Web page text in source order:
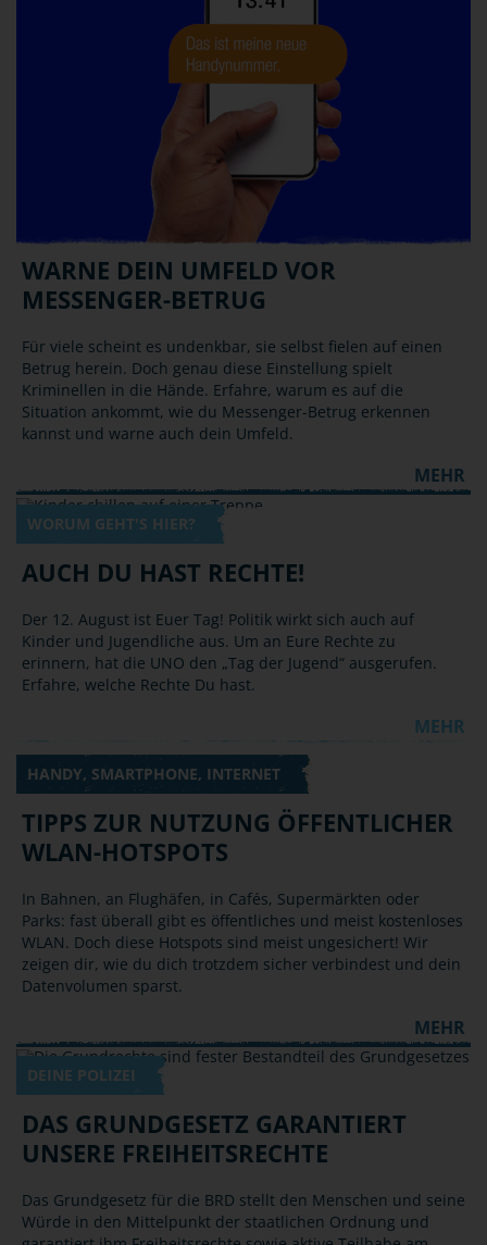
WARNE DEIN UMFELD VOR
MESSENGER-BETRUG
Für viele scheint es undenkbar, sie selbst fielen auf einen
Betrug herein. Doch genau diese Einstellung spielt
Kriminellen in die Hände. Erfahre, warum es auf die
Situation ankommt, wie du Messenger-Betrug erkennen
kannst und warne auch dein Umfeld.
MEHR
WORUM GEHT'S HIER?
AUCH DU HAST RECHTE!
Der 12. August ist Euer Tag! Politik wirkt sich auch auf
Kinder und Jugendliche aus. Um an Eure Rechte zu
erinnern, hat die UNO den „Tag der Jugend“ ausgerufen.
Erfahre, welche Rechte Du hast.
MEHR
HANDY, SMARTPHONE, INTERNET
TIPPS ZUR NUTZUNG ÖFFENTLICHER
WLAN-HOTSPOTS
In Bahnen, an Flughäfen, in Cafés, Supermärkten oder
Parks: fast überall gibt es öffentliches und meist kostenloses
WLAN. Doch diese Hotspots sind meist ungesichert! Wir
zeigen dir, wie du dich trotzdem sicher verbindest und dein
Datenvolumen sparst.
MEHR
DEINE POLIZEI
DAS GRUNDGESETZ GARANTIERT
UNSERE FREIHEITSRECHTE
Das Grundgesetz für die BRD stellt den Menschen und seine
Würde in den Mittelpunkt der staatlichen Ordnung und